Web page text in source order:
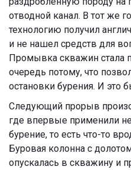
отводной канал. В тот же
технологию получил
и не нашел средств для
Промывка скважин
очередь потому, что
остановки бурения. И это
Следующий прорыв
где впервые применили
бурение, то есть что-то
Буровая колонна с
опускалась в скважину и